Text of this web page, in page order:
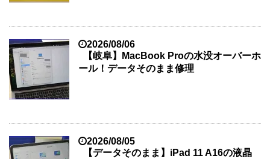
2026/08/06
【岐阜】MacBook Proの水没オーバーホ
ール！データそのまま修理
2026/08/05
【データそのまま】iPad 11 A16の液晶